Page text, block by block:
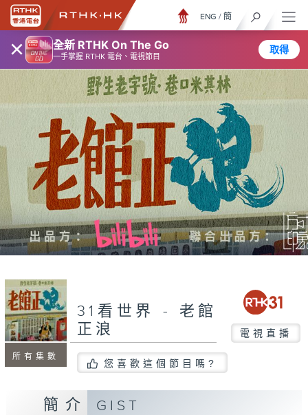
× 全新 RTHK On The Go
一手掌握 RTHK 電台、電視節目
取得
ENG / 簡
所有集數
31看世界 - 老館
正浪
電視直播
您喜歡這個節目嗎?
簡介 GIST